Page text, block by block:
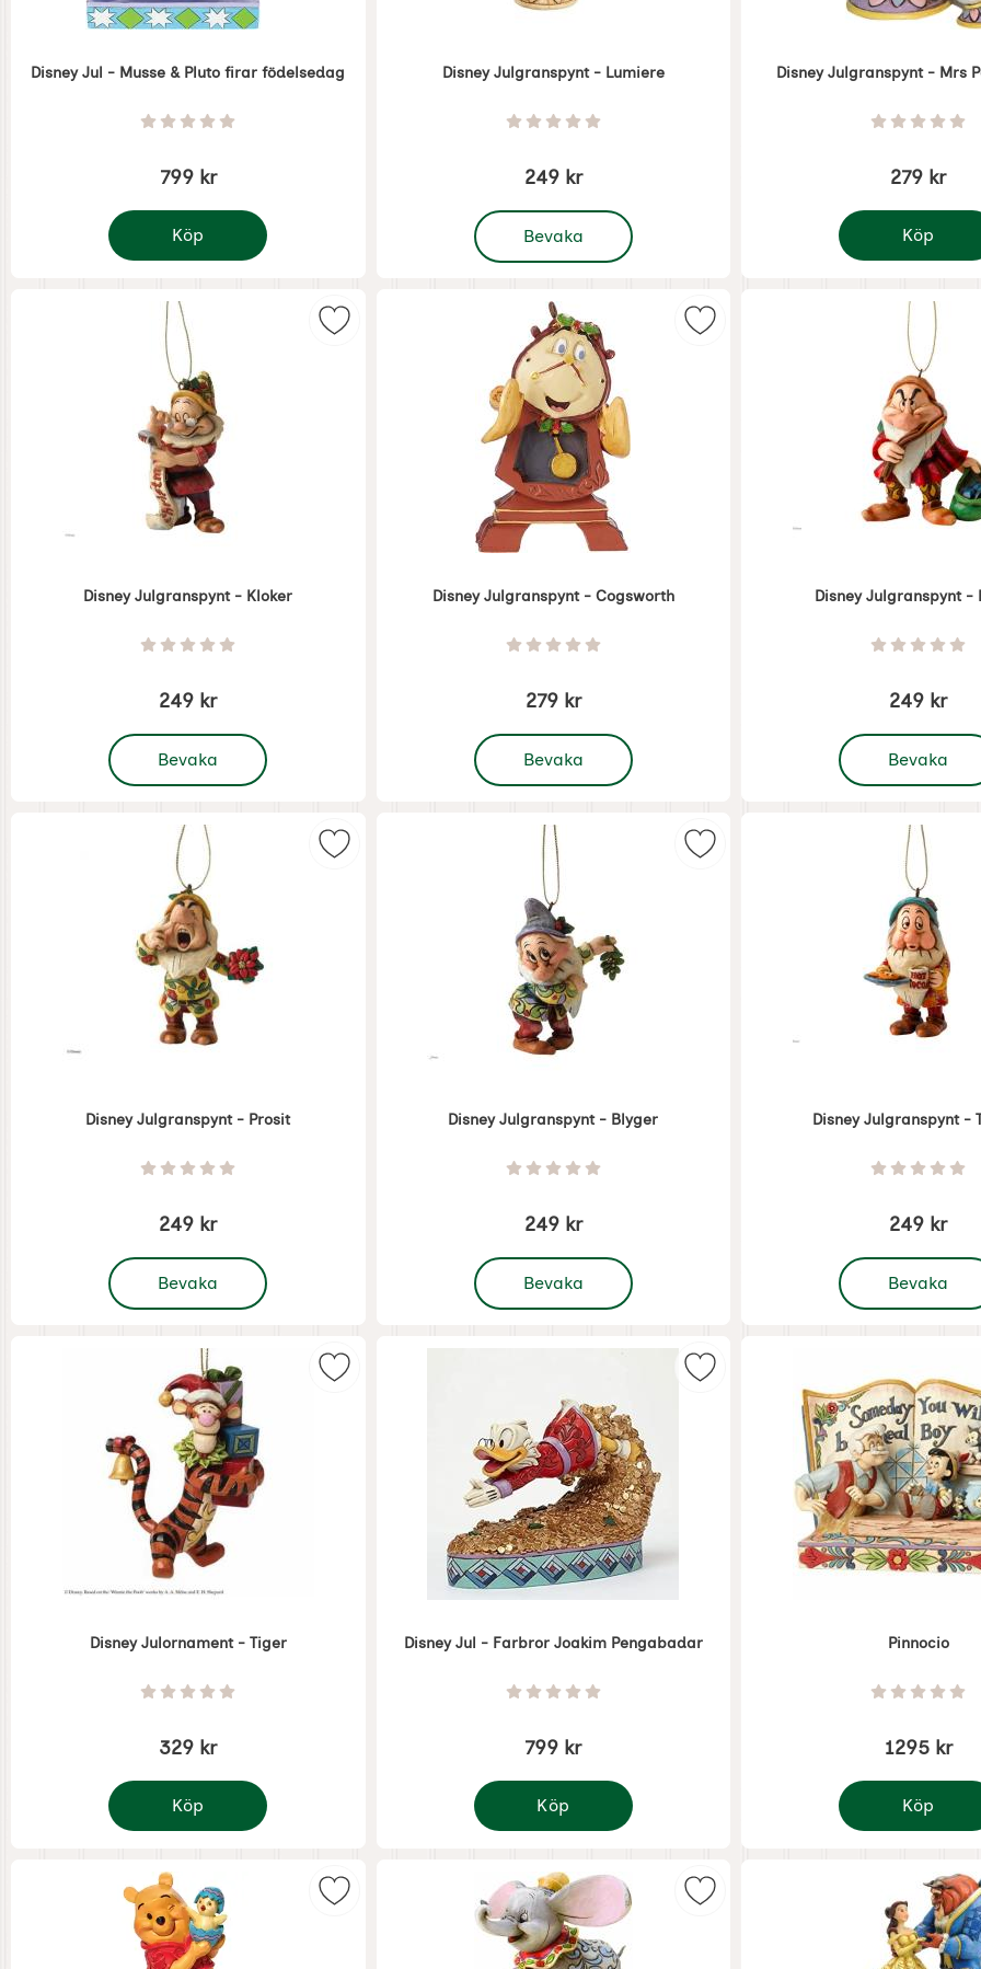
Disney Jul - Musse & Pluto firar födelsedag
Betyg: 0 Stjärnor av 5
799 kr
Köp
Disney Jul - Musse & Pluto firar födelsedag
Disney Julgranspynt - Lumiere
Betyg: 0 Stjärnor av 5
249 kr
Bevaka
, Disney Julgranspynt - Lumiere
Disney Julgranspynt - Mrs
Betyg: 0
279 kr
Köp
Disney
Disney Julgranspynt - Kloker
Betyg: 0 Stjärnor av 5
249 kr
Bevaka
, Disney Julgranspynt - Kloker
Markera disney Julgranspynt - Kloker som favorit
Disney Julgranspynt - Cogsworth
Betyg: 0 Stjärnor av 5
279 kr
Bevaka
, Disney Julgranspynt - Cogsworth
Markera disney Julgranspynt -
Disney Julgranspynt -
Betyg: 0
249 kr
Bevaka
, Disney
Disney Julgranspynt - Prosit
Betyg: 0 Stjärnor av 5
249 kr
Bevaka
, Disney Julgranspynt - Prosit
Markera disney Julgranspynt - Prosit som favorit
Disney Julgranspynt - Blyger
Betyg: 0 Stjärnor av 5
249 kr
Bevaka
, Disney Julgranspynt - Blyger
Markera disney Julgranspynt -
Disney Julgranspynt -
Betyg: 0
249 kr
Bevaka
, Disney
Disney Julornament - Tiger
Betyg: 0 Stjärnor av 5
329 kr
Köp
Disney Julornament - Tiger
Markera disney Julornament - Tiger som favorit
Disney Jul - Farbror Joakim Pengabadar
Betyg: 0 Stjärnor av 5
799 kr
Köp
Disney Jul - Farbror Joakim Pengabadar
Markera disney Jul - Farbror
Pinnocio
Betyg: 0
1295 kr
Köp
Pinnocio
Markera disney Jul - Puh och Nasse firar påsk som favoritMarkera disney - Dumbo flyger